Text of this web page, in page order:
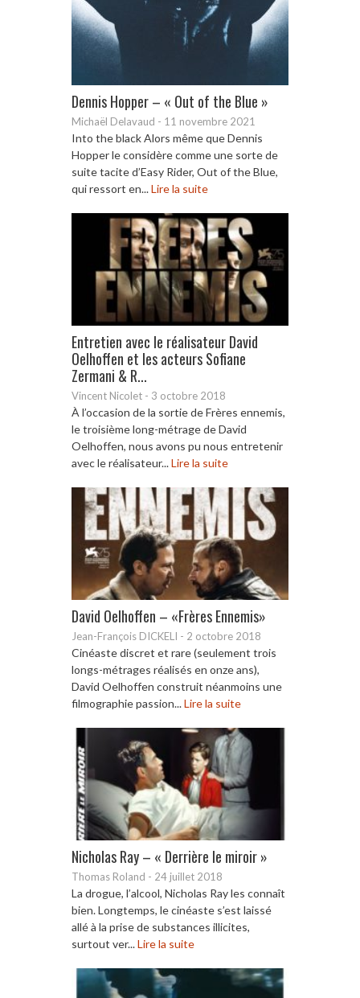
Dennis Hopper – « Out of the Blue »
Michaël Delavaud - 11 novembre 2021
Into the black Alors même que Dennis
Hopper le considère comme une sorte de
suite tacite d’Easy Rider, Out of the Blue,
qui ressort en...Lire la suite
Entretien avec le réalisateur David
Oelhoffen et les acteurs Sofiane
Zermani & R...
Vincent Nicolet - 3 octobre 2018
À l’occasion de la sortie de Frères ennemis,
le troisième long-métrage de David
Oelhoffen, nous avons pu nous entretenir
avec le réalisateur...Lire la suite
David Oelhoffen – «Frères Ennemis»
Jean-François DICKELI - 2 octobre 2018
Cinéaste discret et rare (seulement trois
longs-métrages réalisés en onze ans),
David Oelhoffen construit néanmoins une
filmographie passion...Lire la suite
Nicholas Ray – « Derrière le miroir »
Thomas Roland - 24 juillet 2018
La drogue, l’alcool, Nicholas Ray les connaît
bien. Longtemps, le cinéaste s’est laissé
allé à la prise de substances illicites,
surtout ver...Lire la suite